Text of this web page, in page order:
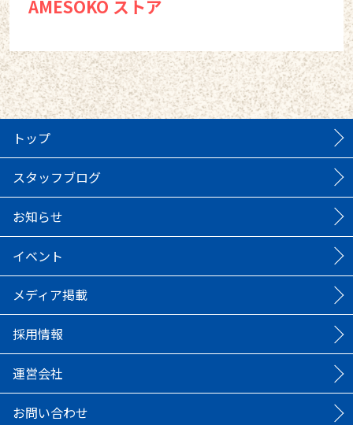
AMESOKO ストア
トップ
スタッフブログ
お知らせ
イベント
メディア掲載
採用情報
運営会社
お問い合わせ